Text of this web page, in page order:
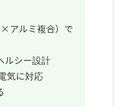
アルミ複合）で
ルシー設計
気に対応